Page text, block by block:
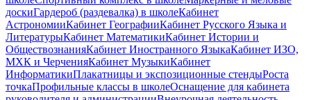
доскиГардероб (раздевалка) в школеКабинет
АстрономииКабинет ГеографииКабинет Русского Языка и
ЛитературыКабинет МатематикиКабинет Истории и
ОбществознанияКабинет Иностранного ЯзыкаКабинет ИЗО,
МХК и ЧерченияКабинет МузыкиКабинет
ИнформатикиПлакатницы и экспозиционные стендыРоста
точкаПрофильные классы в школеОснащение для кабинета